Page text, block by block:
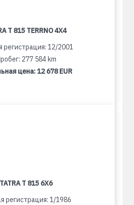
T 815 TERRNO 4X4
регистрация: 12/2001
277 584 km
цена:12 678 EUR
TATRA T 815 6X6
регистрация: 1/1986